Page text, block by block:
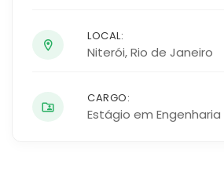
LOCAL:
Niterói,Rio de Janeiro
CARGO:
Estágio em